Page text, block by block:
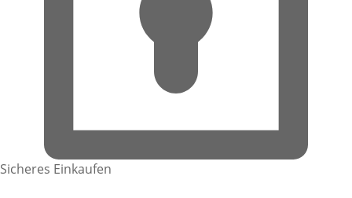
Sicheres Einkaufen